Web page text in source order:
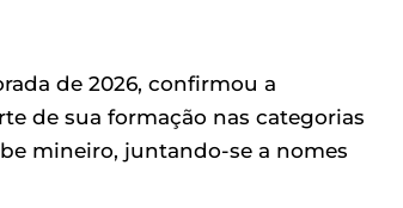
de 2026, confirmou a
de sua formação nas categorias
mineiro, juntando-se a nomes